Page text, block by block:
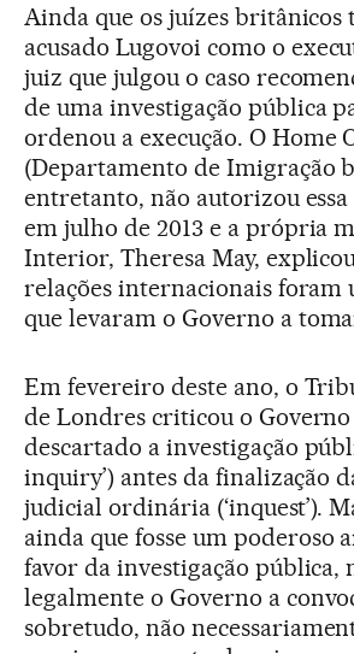
Ainda que os juízes britânicos
acusado Lugovoi como o
juiz que julgou o caso
de uma investigação pública
ordenou a execução. O Home
(Departamento de Imigração
entretanto, não autorizou
em julho de 2013 e a própria
Interior, Theresa May,
relações internacionais foram
que levaram o Governo a
Em fevereiro deste ano, o
de Londres criticou o
descartado a investigação
inquiry’) antes da finalização
judicial ordinária (‘inquest’).
ainda que fosse um poderoso
favor da investigação pública,
legalmente o Governo a
sobretudo, não